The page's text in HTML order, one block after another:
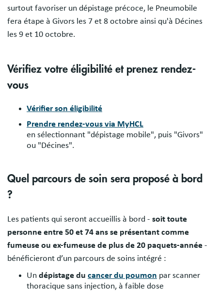
surtout favoriser un dépistage précoce, le Pneumobile
fera étape à Givors les 7 et 8 octobre ainsi qu'à Décines
les 9 et 10 octobre.
Vérifiez votre éligibilité et prenez rendez-
vous
Vérifier son éligibilité
Prendre rendez-vous via MyHCL
en sélectionnant "dépistage mobile", puis "Givors"
ou "Décines".
Quel parcours de soin sera proposé à bord
?
Les patients qui seront accueillis à bord - soit toute
personne entre 50 et 74 ans se présentant comme
fumeuse ou ex-fumeuse de plus de 20 paquets-année -
bénéficieront d’un parcours de soins intégré :
Un dépistage du cancer du poumon par scanner
thoracique sans injection, à faible dose